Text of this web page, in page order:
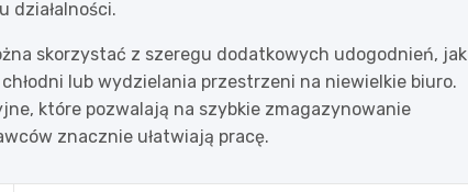
działalności.
skorzystać z szeregu dodatkowych udogodnień, jak
lub wydzielania przestrzeni na niewielkie biuro.
które pozwalają na szybkie zmagazynowanie
znacznie ułatwiają pracę.